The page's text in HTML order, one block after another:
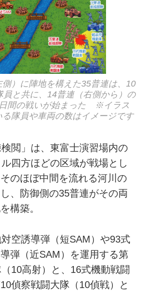
）に陣地を構えた35普連は、10
員と共に、14普連（右側から）の
間の戦いが始まった ※イラス
る隊員や車両の数はイメージです
検閲」は、東富士演習場内の
四方ほどの区域が戦場とし
のほぼ中間を流れる河川の
、防御側の35普連がその両
構築。
空誘導弾（短SAM）や93式
弾（近SAM）を運用する第
10高射）と、16式機動戦闘
偵察戦闘大隊（10偵戦）と